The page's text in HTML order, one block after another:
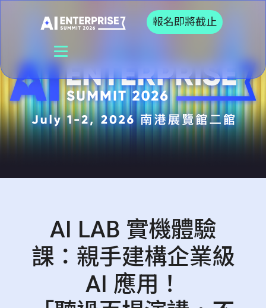
報名即將截止
AI LAB 實機體驗
課：親手建構企業級
AI 應用！